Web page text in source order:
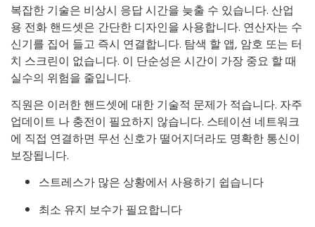
복잡한 기술은 비상시 응답 시간을 늦출 수 있습니다. 산업
용 전화 핸드셋은 간단한 디자인을 사용합니다. 연산자는 수
신기를 집어 들고 즉시 연결합니다. 탐색 할 앱, 암호 또는 터
치 스크린이 없습니다. 이 단순성은 시간이 가장 중요 할 때
실수의 위험을 줄입니다.
직원은 이러한 핸드셋에 대한 기술적 문제가 적습니다. 자주
업데이트 나 충전이 필요하지 않습니다. 스테이션 네트워크
에 직접 연결하면 무선 신호가 떨어지더라도 명확한 통신이
보장됩니다.
스트레스가 많은 상황에서 사용하기 쉽습니다
최소 유지 보수가 필요합니다